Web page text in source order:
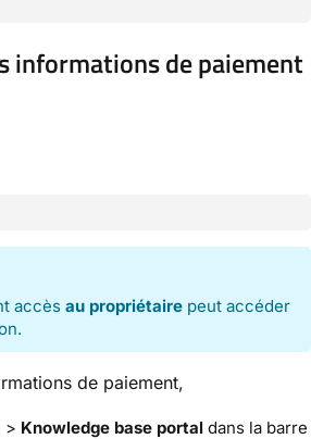
informations de paiement
accèsau propriétaire peut accéder
de paiement,
> Knowledge base portal dans la barre